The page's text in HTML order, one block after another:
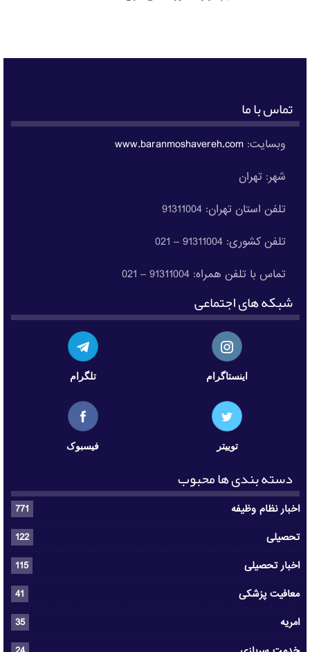
تماس با ما
وبسایت:www.baranmoshavereh.com
شهر: تهران
تلفن استان تهران: 91311004
تلفن کشوری: 91311004 – 021
تماس با تلفن همراه: 91311004 – 021
شبکه های اجتماعی
اینستاگرام تلگرام
توییتر فیسبوک
دسته بندی ها محبوب
اخبار نظام وظیفه
771
تحصیلی
122
اخبار تحصیلی
115
معافیت پزشکی
41
امریه
35